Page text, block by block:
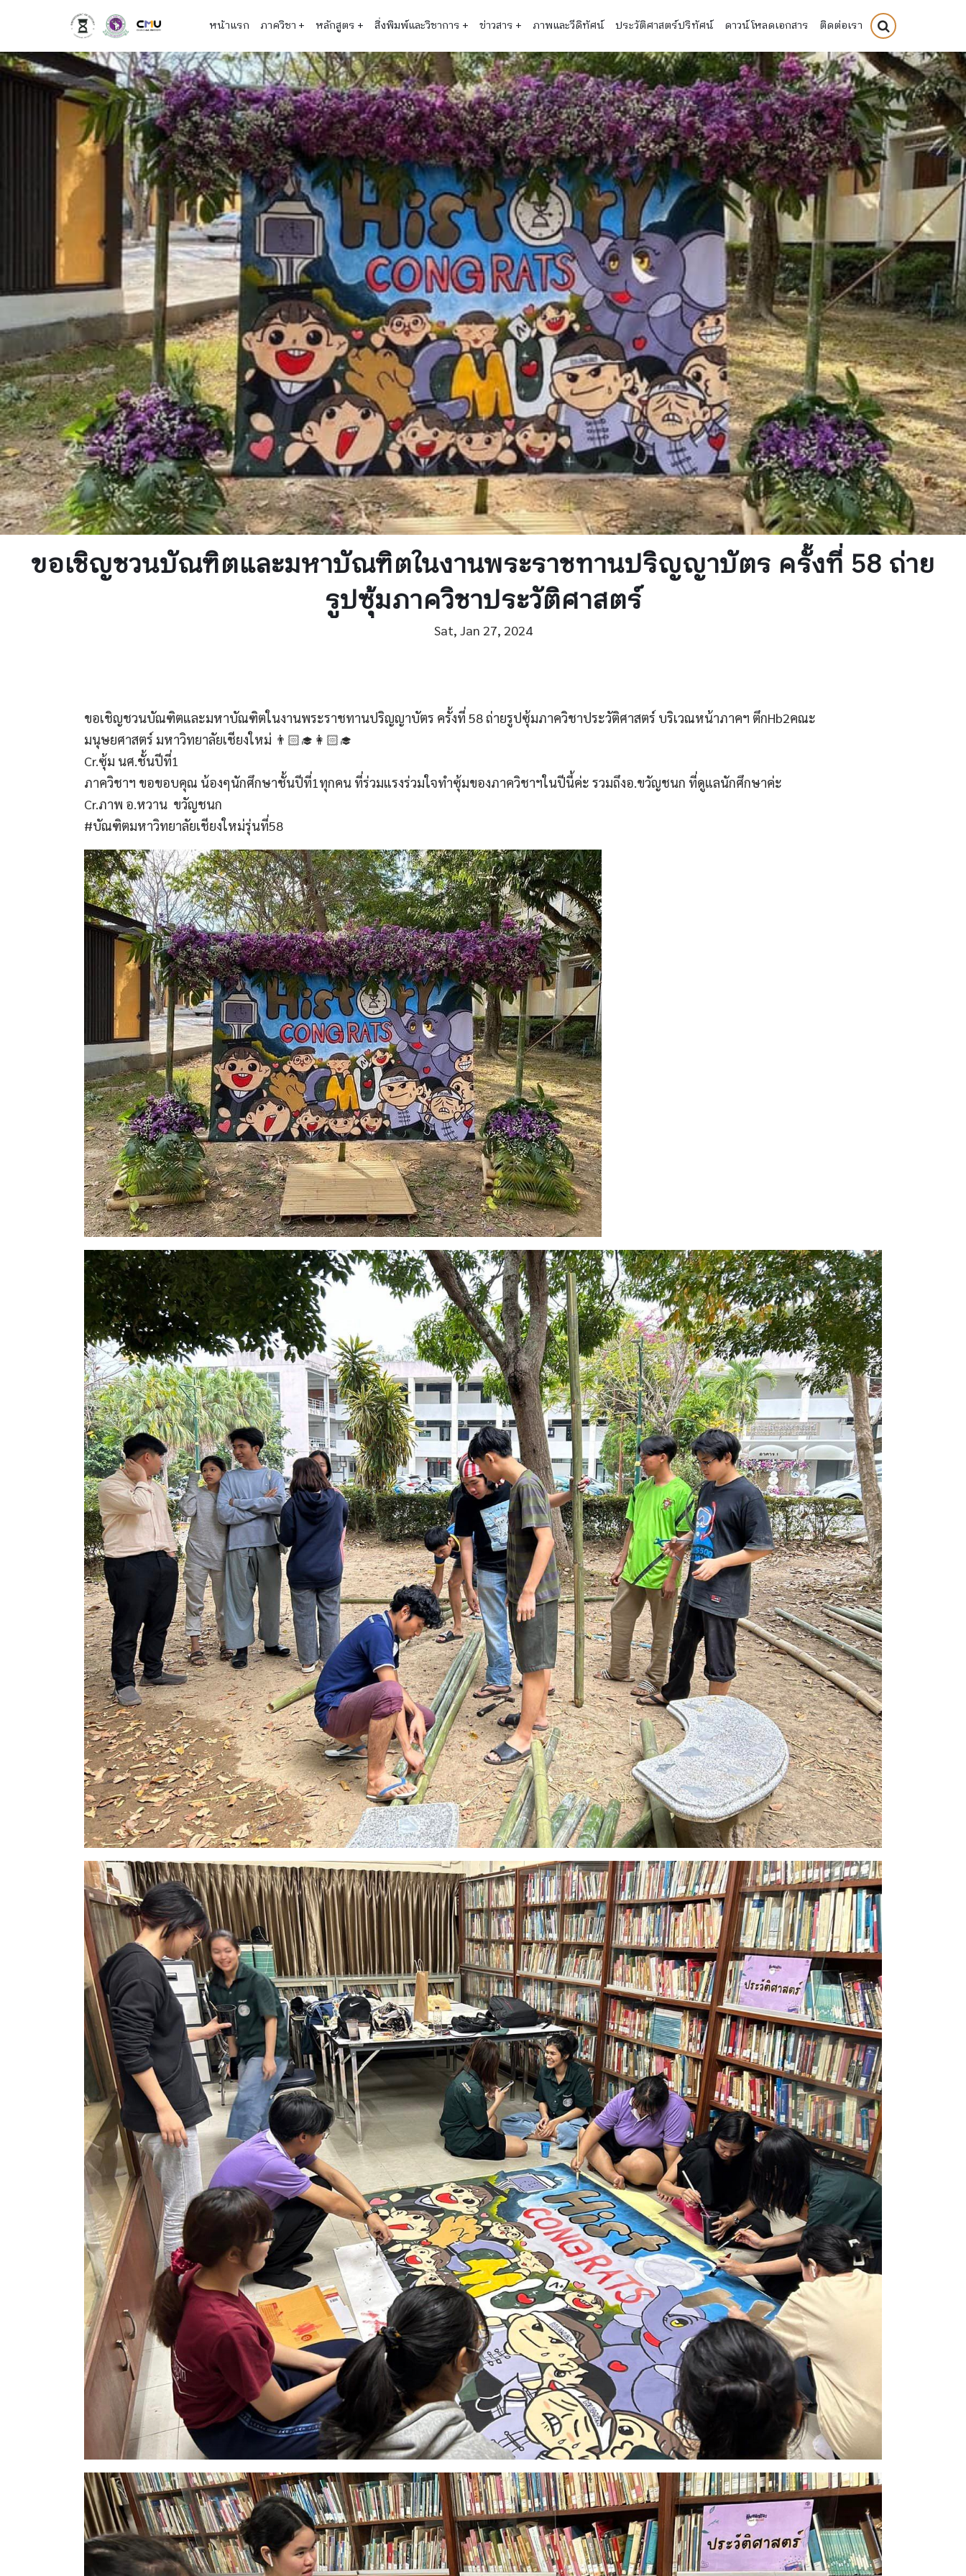
main
content
Main
navigation
หน้าแรก ภาควิชา + หลักสูตร + สิ่งพิมพ์และวิชาการ + ข่าวสาร + ภาพและวีดิทัศน์ ประวัติศาสตร์ปริทัศน์ ดาวน์โหลดเอกสาร ติดต่อเรา
ขอเชิญชวนบัณฑิตและมหาบัณฑิตในงานพระราชทานปริญญาบัตร ครั้งที่ 58 ถ่าย
รูปซุ้มภาควิชา​ประวัติ​ศาสตร์
Sat, Jan 27, 2024
ขอเชิญชวนบัณฑิตและมหาบัณฑิตในงานพระราชทานปริญญาบัตร ครั้งที่ 58 ถ่ายรูปซุ้มภาควิชา​ประวัติ​ศาสตร์​ บริเวณหน้าภาคฯ​ ตึกHb2คณะ
มนุษยศาสตร์ มหาวิทยาลัยเชียงใหม่ 👨🏻‍🎓👩🏻‍🎓⁣⁣⁣⁣⁣
Cr.ซุ้ม​ นศ.ชั้นปีที่1​
ภาควิชาฯ​ ขอขอบคุณ​ น้องๆนักศึกษาชั้นปีที่1ทุกคน​ ที่ร่วมแรงร่วมใจทำซุ้มของภาควิชาฯในปีนี้ค่ะ​ รวมถึงอ.ขวัญชนก​ ที่ดูแลนักศึกษาค่ะ
Cr.ภาพ​ อ.หวาน​ ขวัญ​ชนก
#บัณฑิตมหาวิทยาลัยเชียงใหม่รุ่นที่58